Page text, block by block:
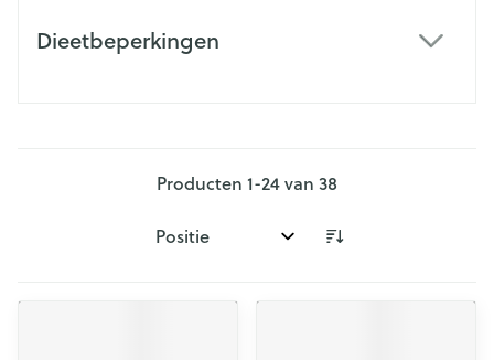
Dieetbeperkingen
Producten 1-24van 38
Sorteer op: